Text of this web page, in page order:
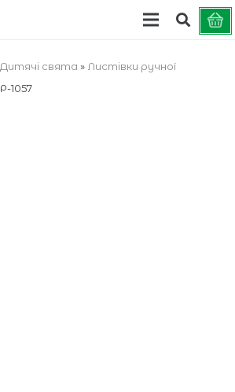
Дитячі свята » Листівки ручної
Р-1057